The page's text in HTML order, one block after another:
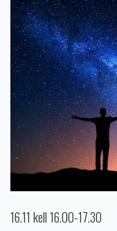
16.11 kell 16.00-17.30